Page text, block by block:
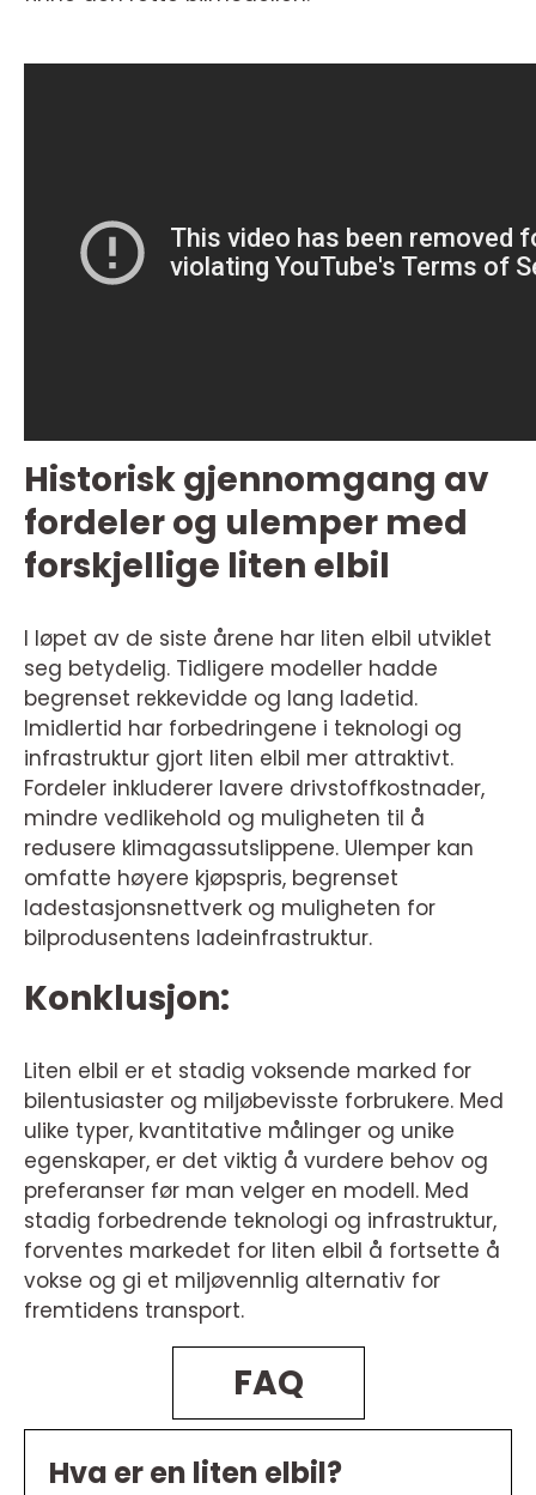
Historisk gjennomgang av
fordeler og ulemper med
forskjellige liten elbil
I løpet av de siste årene har liten elbil utviklet
seg betydelig. Tidligere modeller hadde
begrenset rekkevidde og lang ladetid.
Imidlertid har forbedringene i teknologi og
infrastruktur gjort liten elbil mer attraktivt.
Fordeler inkluderer lavere drivstoffkostnader,
mindre vedlikehold og muligheten til å
redusere klimagassutslippene. Ulemper kan
omfatte høyere kjøpspris, begrenset
ladestasjonsnettverk og muligheten for
bilprodusentens ladeinfrastruktur.
Konklusjon:
Liten elbil er et stadig voksende marked for
bilentusiaster og miljøbevisste forbrukere. Med
ulike typer, kvantitative målinger og unike
egenskaper, er det viktig å vurdere behov og
preferanser før man velger en modell. Med
stadig forbedrende teknologi og infrastruktur,
forventes markedet for liten elbil å fortsette å
vokse og gi et miljøvennlig alternativ for
fremtidens transport.
FAQ
Hva er en liten elbil?